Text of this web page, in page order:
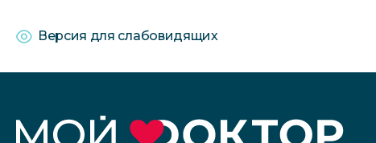
Версия для слабовидящих